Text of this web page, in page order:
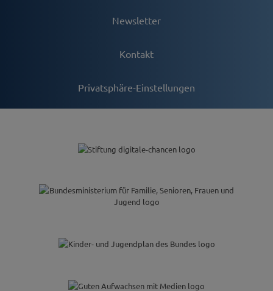
Newsletter
Kontakt
Privatsphäre-Einstellungen